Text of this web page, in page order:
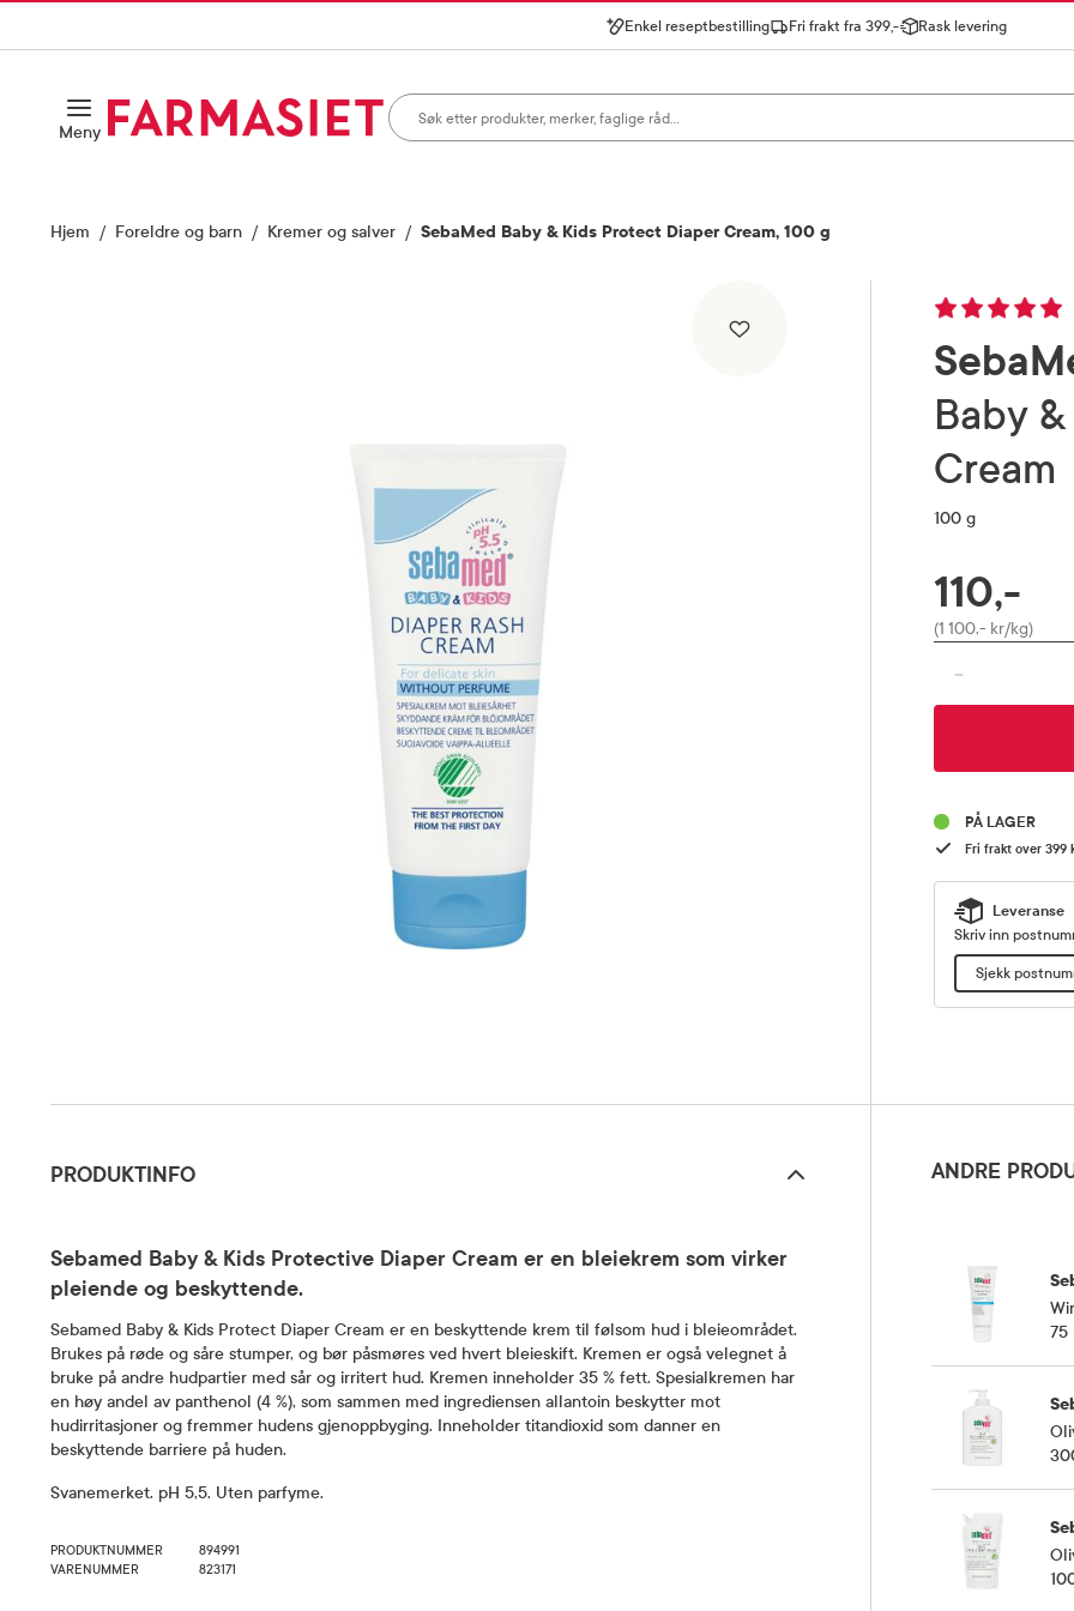
Enkel reseptbestilling Fri frakt fra 399,- Rask levering
INNHOLD
MenyÅpne
Søk i apotek
Hjem Foreldre og barn Kremer og salver SebaMed Baby & Kids Protect Diaper Cream, 100 g
Baby & Kids Protect Diaper
Cream
100 g
RABATTPROSENT
Pris
110,-
(1 100,- kr/kg)
-
PÅ LAGER
Fri frakt over 399
Leveranse
Skriv inn
Sjekk
PRODUKTINFO
Sebamed Baby & Kids Protective Diaper Cream er en bleiekrem som virker
pleiende og beskyttende.
Sebamed Baby & Kids Protect Diaper Cream er en beskyttende krem til følsom hud i bleieområdet.
Brukes på røde og såre stumper, og bør påsmøres ved hvert bleieskift. Kremen er også velegnet å
bruke på andre hudpartier med sår og irritert hud. Kremen inneholder 35 % fett. Spesialkremen har
en høy andel av panthenol (4 %), som sammen med ingrediensen allantoin beskytter mot
hudirritasjoner og fremmer hudens gjenoppbyging. Inneholder titandioxid som danner en
beskyttende barriere på huden.
Svanemerket. pH 5,5. Uten parfyme.
PRODUKTNUMMER
894991
VARENUMMER
823171
ANDRE
75